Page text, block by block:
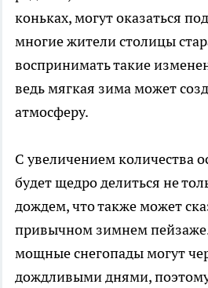
коньках, могут оказаться
многие жители столицы
воспринимать такие
ведь мягкая зима может
атмосферу.
С увеличением количества
будет щедро делиться не
дождем, что также может
привычном зимнем
мощные снегопады могут
дождливыми днями,